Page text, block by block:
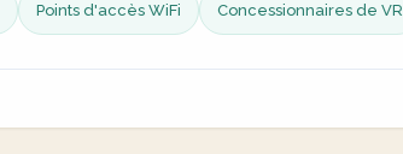
Points d'accès WiFi Concessionnaires de VR